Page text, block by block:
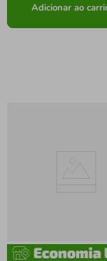
Adicionar ao